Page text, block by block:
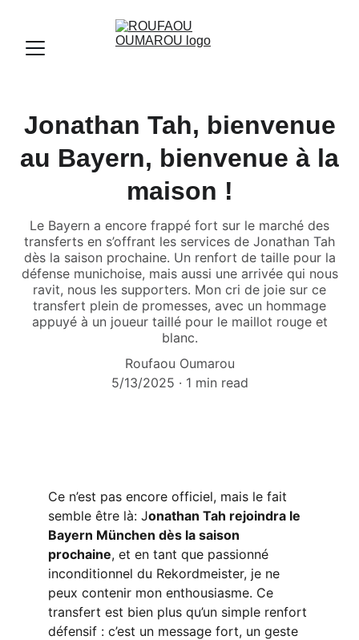
Jonathan Tah, bienvenue
au Bayern, bienvenue à la
maison !
Le Bayern a encore frappé fort sur le marché des
transferts en s’offrant les services de Jonathan Tah
dès la saison prochaine. Un renfort de taille pour la
défense munichoise, mais aussi une arrivée qui nous
ravit, nous les supporters. Mon cri de joie sur ce
transfert plein de promesses, avec un hommage
appuyé à un joueur taillé pour le maillot rouge et
blanc.
Roufaou Oumarou
5/13/2025
1 min read
Ce n’est pas encore officiel, mais le fait
semble être là: Jonathan Tah rejoindra le
Bayern München dès la saison
prochaine, et en tant que passionné
inconditionnel du Rekordmeister, je ne
peux contenir mon enthousiasme. Ce
transfert est bien plus qu’un simple renfort
défensif : c’est un message fort, un geste